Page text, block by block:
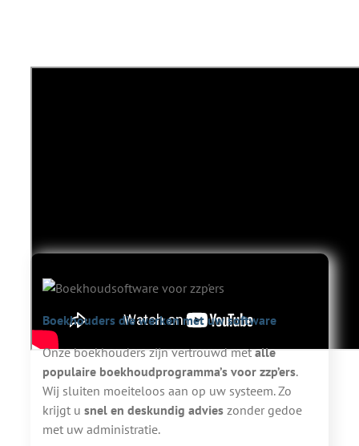
Boekhouders die werken met uw software
Onze boekhouders zijn vertrouwd metalle
populaire boekhoudprogramma’s voor zzp’ers.
Wij sluiten moeiteloos aan op uw systeem. Zo
krijgt u snel en deskundig advies zonder gedoe
met uw administratie.